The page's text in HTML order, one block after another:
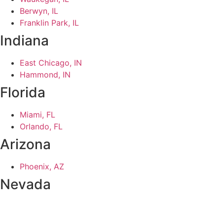
Berwyn, IL
Franklin Park, IL
Indiana
East Chicago, IN
Hammond, IN
Florida
Miami, FL
Orlando, FL
Arizona
Phoenix, AZ
Nevada